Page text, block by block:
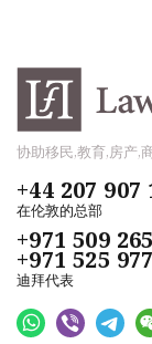
协助移民,教育,房产,
+44 207 907
在伦敦的总部
+971 509
+971 525
迪拜代表